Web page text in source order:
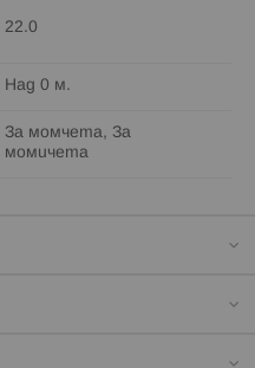
22.0
Над 0 м.
За момчета, За
момичета